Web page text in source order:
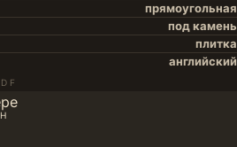
прямоугольная
под камень
плитка
английский